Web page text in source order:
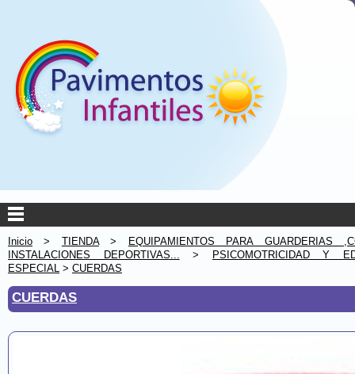
Inicio > TIENDA>
EQUIPAMIENTOS PARA GUARDERIAS
INSTALACIONES DEPORTIVAS... >
PSICOMOTRICIDAD Y
ESPECIAL > CUERDAS
CUERDAS